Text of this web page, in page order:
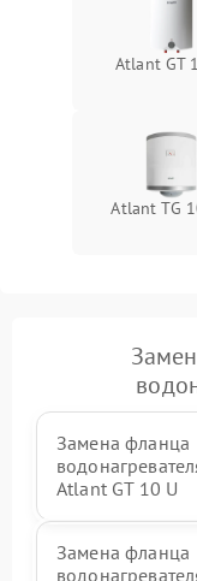
Atlant GT
Atlant TG
Замена фланца
Atlant GT 10 U
Замена фланца